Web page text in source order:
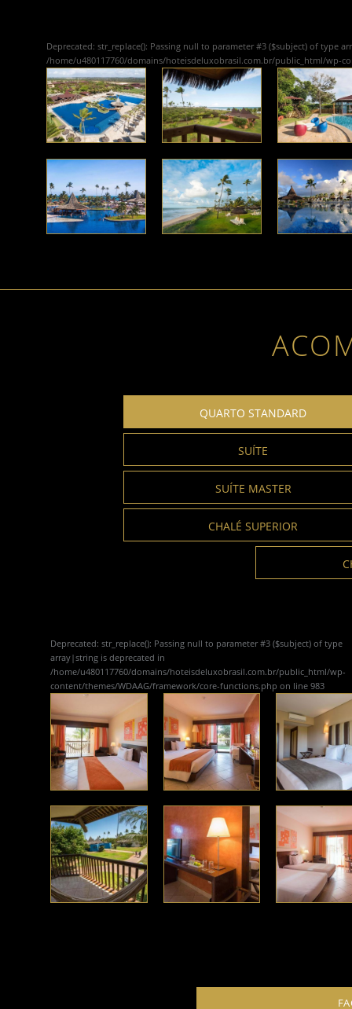
Deprecated: str_replace(): Passing null to parameter #3 ($subject) of type
/home/u480117760/domains/hoteisdeluxobrasil.com.br/public_html/wp-
QUARTO STANDARD
SUÍTE
SUÍTE MASTER
CHALÉ SUPERIOR
Deprecated: str_replace(): Passing null to parameter #3 ($subject) of type
array|string is deprecated in
/home/u480117760/domains/hoteisdeluxobrasil.com.br/public_html/wp-
content/themes/WDAAG/framework/core-functions.php on line 983